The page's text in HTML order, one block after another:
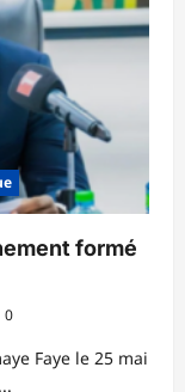
formé
0
Faye le 25 mai